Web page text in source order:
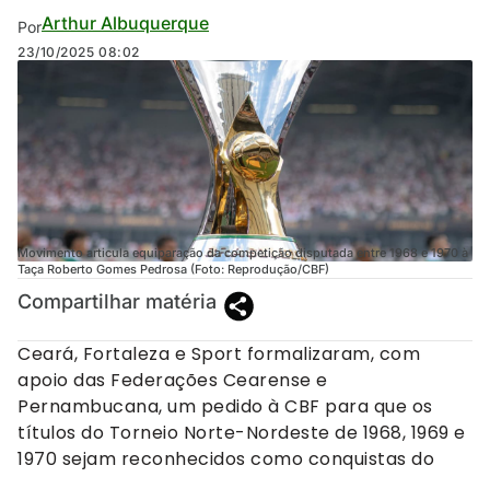
PorArthur Albuquerque
23/10/2025 08:02
Movimento articula equiparação da competição disputada entre 1968 e 1970 à
Taça Roberto Gomes Pedrosa (Foto: Reprodução/CBF)
Compartilhar matéria
Ceará, Fortaleza e Sport formalizaram, com
apoio das Federações Cearense e
Pernambucana, um pedido à CBF para que os
títulos do Torneio Norte-Nordeste de 1968, 1969 e
1970 sejam reconhecidos como conquistas do